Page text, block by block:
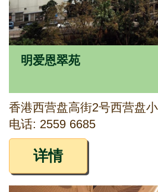
明爱恩翠苑
电话: 2559 6685
详情